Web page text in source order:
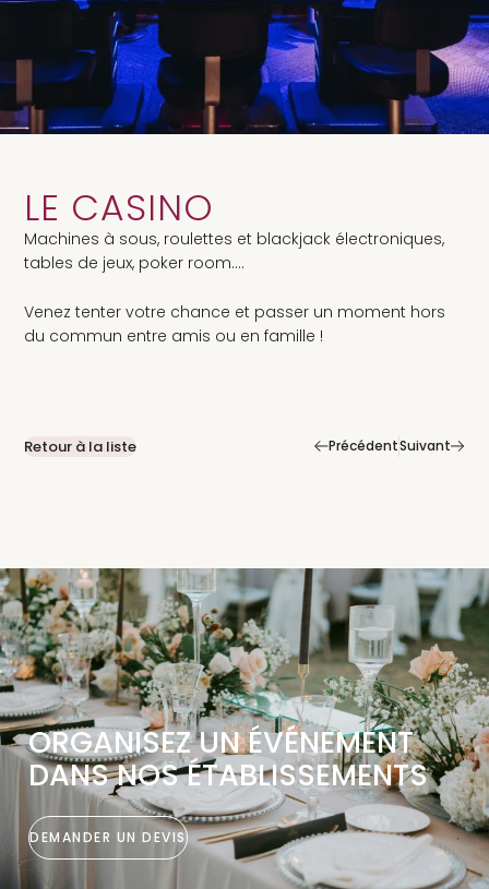
LE CASINO
Machines à sous, roulettes et blackjack électroniques,
tables de jeux, poker room….
Venez tenter votre chance et passer un moment hors
du commun entre amis ou en famille !
Retour à la liste Précédent|Suivant
ORGANISEZ UN ÉVÉNEMENT
DANS NOS ÉTABLISSEMENTS
DEMANDER UN DEVIS